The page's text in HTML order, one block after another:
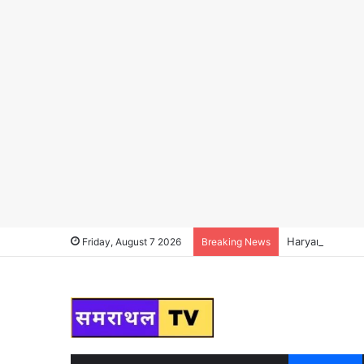
Friday, August 7 2026 Breaking News Haryana News :